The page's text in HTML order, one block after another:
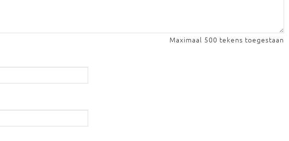
Maximaal 500 tekens toegestaan